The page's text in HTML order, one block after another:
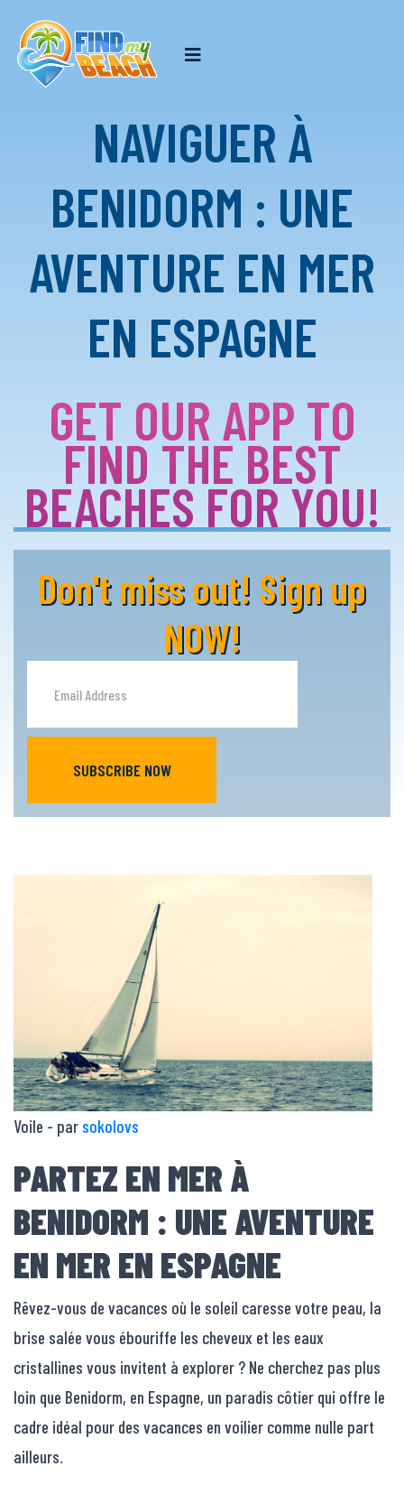
NAVIGUER À
BENIDORM : UNE
AVENTURE EN MER
EN ESPAGNE
GET OUR APP TO
FIND THE BEST
BEACHES FOR YOU!
Don't miss out! Sign up
NOW!
SUBSCRIBE NOW
Voile - par sokolovs
PARTEZ EN MER À
BENIDORM : UNE AVENTURE
EN MER EN ESPAGNE
Rêvez-vous de vacances où le soleil caresse votre peau, la
brise salée vous ébouriffe les cheveux et les eaux
cristallines vous invitent à explorer ? Ne cherchez pas plus
loin que Benidorm, en Espagne, un paradis côtier qui offre le
cadre idéal pour des vacances en voilier comme nulle part
ailleurs.